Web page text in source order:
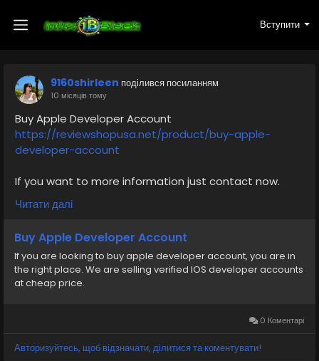
Вступити
9160shirleen поділився посиланням
10 місяців тому
Buy Apple Developer Account
https://reviewshopusa.net/product/buy-apple-
developer-account
If you want to more information just contact now.
24 Hours Reply/Contact
✅E-mail: support@reviewshopusa.net
✅WhatsApp: +1 (207) 613-6818
#AppleDeveloper #iOSDeveloper#AppDevelopment
#VerifiedService
Читати далі
Buy Apple Developer Account
If you are looking to buy apple developer account, you are in
the right place. We are selling verified IOS developer accounts
at cheap price.
0 Коментарі
Авторизуйтесь, щоб відзначати, ділитися та коментувати!